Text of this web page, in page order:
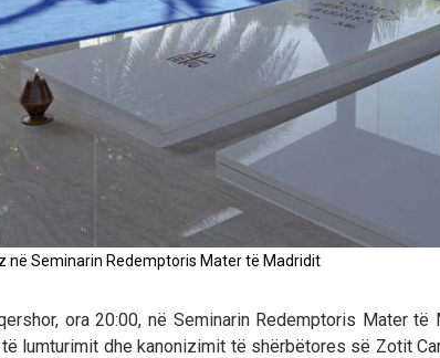
në Seminarin Redemptoris Mater të Madridit
ora 20:00, në Seminarin Redemptoris Mater
lumturimit dhe kanonizimit të shërbëtores së Zotit